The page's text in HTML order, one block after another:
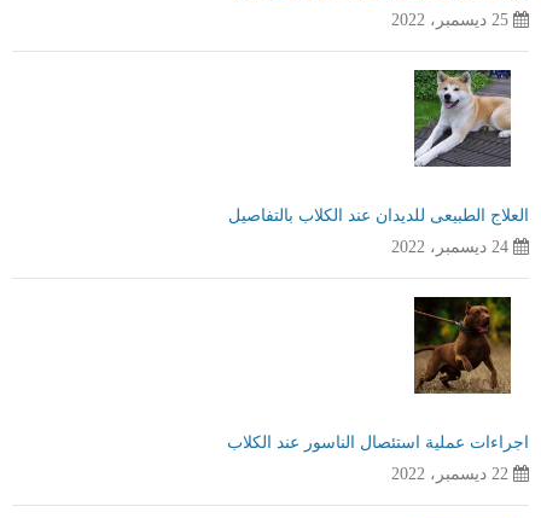
25 ديسمبر، 2022
العلاج الطبيعى للديدان عند الكلاب بالتفاصيل
24 ديسمبر، 2022
اجراءات عملية استئصال الناسور عند الكلاب
22 ديسمبر، 2022